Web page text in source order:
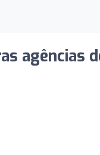
agências